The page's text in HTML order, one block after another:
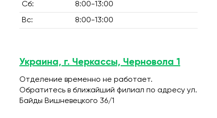
Сб: 8:00-13:00
Вс: 8:00-13:00
Украина, г. Черкассы, Черновола 1
Отделение временно не работает.
Обратитесь в ближайший филиал по адресу ул.
Байды Вишневецкого 36/1